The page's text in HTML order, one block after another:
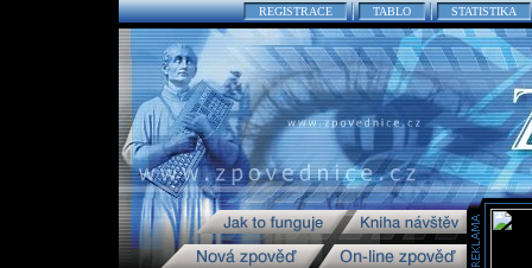
REGISTRACE TABLO STATISTIKA